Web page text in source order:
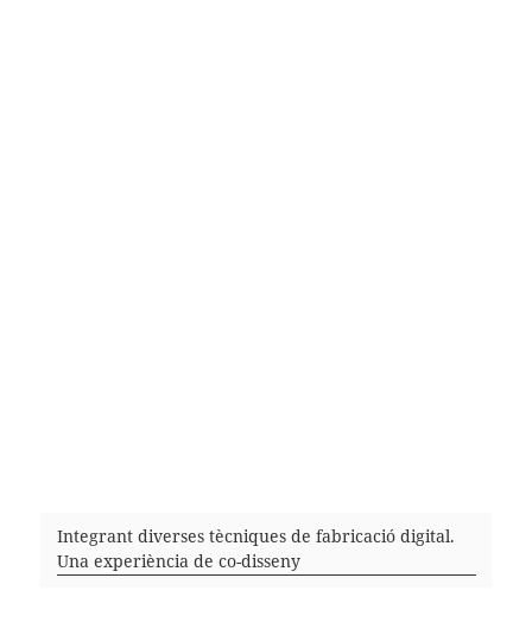
Integrant diverses tècniques de fabricació digital.
Una experiència de co-disseny